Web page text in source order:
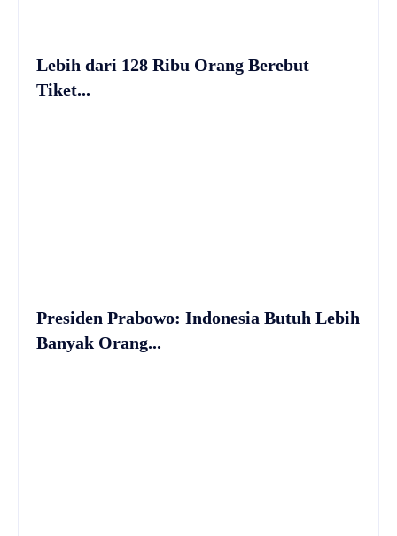
Lebih dari 128 Ribu Orang Berebut
Tiket...
Presiden Prabowo: Indonesia Butuh Lebih
Banyak Orang...